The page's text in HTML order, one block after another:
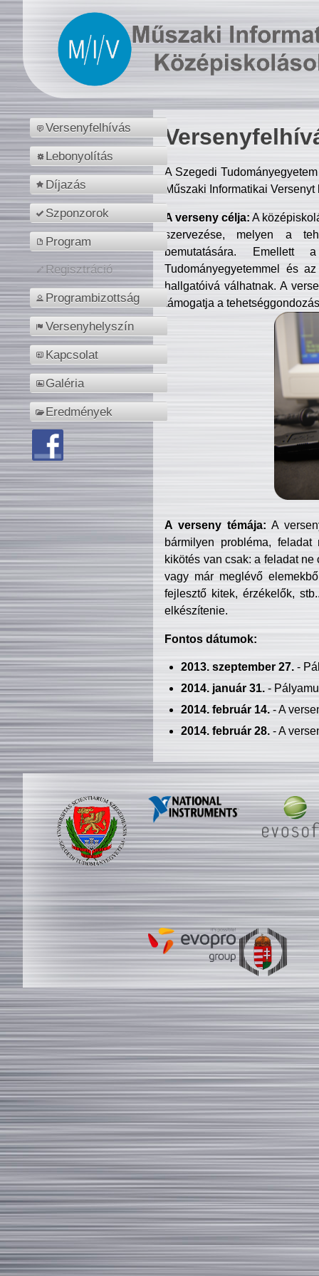
Versenyfelhívás
Lebonyolítás
Díjazás
Szponzorok
Program
Regisztráció
Programbizottság
Versenyhelyszín
Kapcsolat
Galéria
Eredmények
A Szegedi
Műszaki Informatikai
A verseny célja: A
szervezése, melyen a
bemutatására. Emellett
Tudományegyetemmel és
hallgatóivá válhatnak. A
támogatja a
A verseny témája: A
bármilyen probléma, feladat
kikötés van csak: a feladat
vagy már meglévő
fejlesztő kitek, érzékelők,
elkészítenie.
Fontos dátumok:
2013. szeptember 27.-
2014. január 31.-
2014. február 14.- A
2014. február 28.- A